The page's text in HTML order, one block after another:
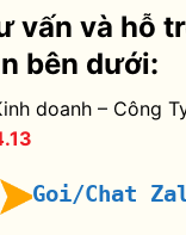
vấn và hỗ
bên dưới:
doanh – Công
Goi/Chat